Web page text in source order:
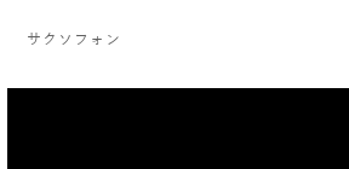
サクソフォン